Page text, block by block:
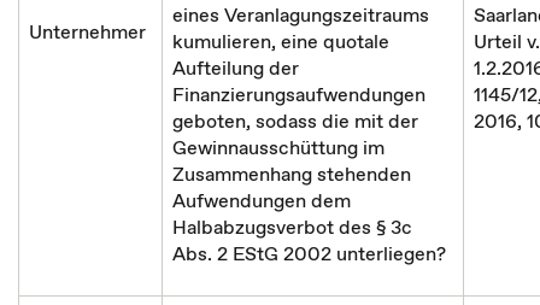
Unternehmer
eines Veranlagungszeitraums
kumulieren, eine quotale
Aufteilung der
Finanzierungsaufwendungen
geboten, sodass die mit der
Gewinnausschüttung im
Zusammenhang stehenden
Aufwendungen dem
Halbabzugsverbot des § 3c
Abs. 2 EStG 2002 unterliegen?
Urteil v.
1145/
2016,